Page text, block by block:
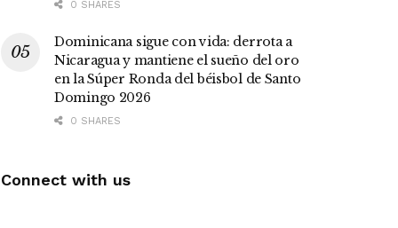
0 SHARES
Dominicana sigue con vida: derrota a
Nicaragua y mantiene el sueño del oro
en la Súper Ronda del béisbol de Santo
Domingo 2026
0 SHARES
Connect with us